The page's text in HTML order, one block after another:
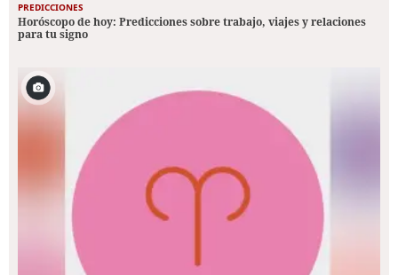
PREDICCIONES
Horóscopo de hoy: Predicciones sobre trabajo, viajes y relaciones
para tu signo